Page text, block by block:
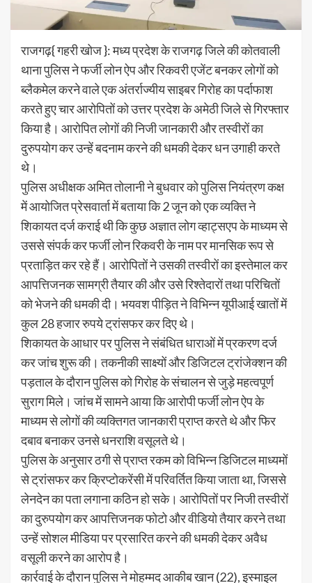
राजगढ़{ गहरी खोज }: मध्‍य प्रदेश के राजगढ़ जिले की कोतवाली
थाना पुलिस ने फर्जी लोन ऐप और रिकवरी एजेंट बनकर लोगों को
ब्लैकमेल करने वाले एक अंतर्राज्यीय साइबर गिरोह का पर्दाफाश
करते हुए चार आरोपितों को उत्तर प्रदेश के अमेठी जिले से गिरफ्तार
किया है। आरोपित लोगों की निजी जानकारी और तस्वीरों का
दुरुपयोग कर उन्हें बदनाम करने की धमकी देकर धन उगाही करते
थे।
पुलिस अधीक्षक अमित तोलानी ने बुधवार को पुलिस नियंत्रण कक्ष
में आयोजित प्रेसवार्ता में बताया कि 2 जून को एक व्यक्ति ने
शिकायत दर्ज कराई थी कि कुछ अज्ञात लोग व्हाट्सएप के माध्यम से
उससे संपर्क कर फर्जी लोन रिकवरी के नाम पर मानसिक रूप से
प्रताड़ित कर रहे हैं। आरोपितों ने उसकी तस्वीरों का इस्तेमाल कर
आपत्तिजनक सामग्री तैयार की और उसे रिश्तेदारों तथा परिचितों
को भेजने की धमकी दी। भयवश पीड़ित ने विभिन्न यूपीआई खातों में
कुल 28 हजार रुपये ट्रांसफर कर दिए थे।
शिकायत के आधार पर पुलिस ने संबंधित धाराओं में प्रकरण दर्ज
कर जांच शुरू की। तकनीकी साक्ष्यों और डिजिटल ट्रांजेक्शन की
पड़ताल के दौरान पुलिस को गिरोह के संचालन से जुड़े महत्वपूर्ण
सुराग मिले। जांच में सामने आया कि आरोपी फर्जी लोन ऐप के
माध्यम से लोगों की व्यक्तिगत जानकारी प्राप्त करते थे और फिर
दबाव बनाकर उनसे धनराशि वसूलते थे।
पुलिस के अनुसार ठगी से प्राप्त रकम को विभिन्न डिजिटल माध्यमों
से ट्रांसफर कर क्रिप्टोकरेंसी में परिवर्तित किया जाता था, जिससे
लेनदेन का पता लगाना कठिन हो सके। आरोपितों पर निजी तस्वीरों
का दुरुपयोग कर आपत्तिजनक फोटो और वीडियो तैयार करने तथा
उन्हें सोशल मीडिया पर प्रसारित करने की धमकी देकर अवैध
वसूली करने का आरोप है।
कार्रवाई के दौरान पुलिस ने मोहम्मद आकीब खान (22), इस्माइल